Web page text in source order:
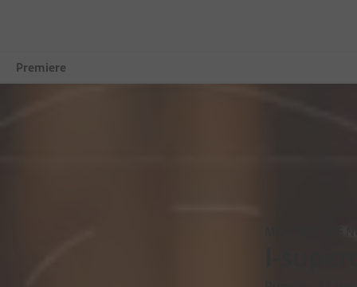
Premiere